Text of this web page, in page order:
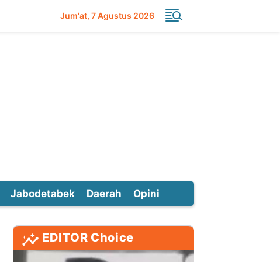
Jum'at 7 Agustus 2026
Jabodetabek Daerah Opini
EDITOR Choice